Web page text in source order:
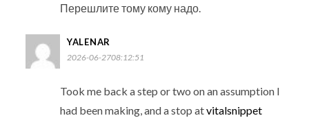
Перешлите тому кому надо.
YALENAR
2026-06-2708:12:51
Took me back a step or two on an assumption I
had been making, and a stop atvitalsnippet